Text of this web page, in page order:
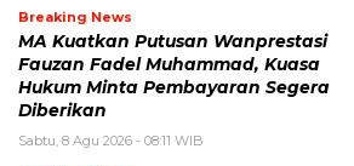
Breaking News
MA Kuatkan Putusan Wanprestasi
Fauzan Fadel Muhammad, Kuasa
Hukum Minta Pembayaran Segera
Diberikan
Sabtu, 8 Agu 2026 - 08:11 WIB